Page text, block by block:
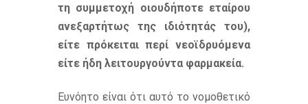
τη συμμετοχή οιουδήποτε εταίρου
ανεξαρτήτως της ιδιότητάς του),
είτε πρόκειται περί νεοϊδρυόμενα
είτε ήδη λειτουργούντα φαρμακεία.
Ευνόητο είναι ότι αυτό το νομοθετικό